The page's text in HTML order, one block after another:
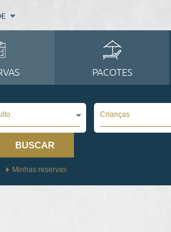
PACOTES
Crianças
BUSCAR
Minhas reservas